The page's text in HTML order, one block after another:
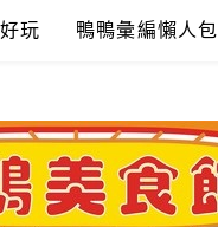
玩 鴨鴨彙編懶人包